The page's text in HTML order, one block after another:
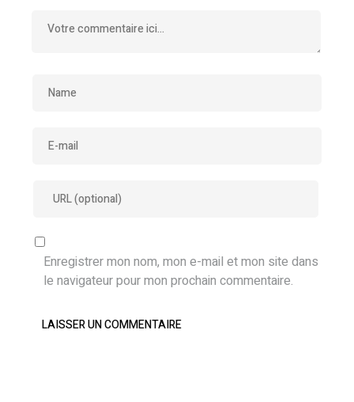
Enregistrer mon nom, mon e-mail et mon site dans
le navigateur pour mon prochain commentaire.